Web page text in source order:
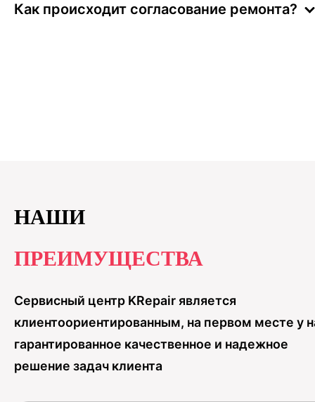
Как происходит согласование ремонта?
НАШИ
ПРЕИМУЩЕСТВА
Сервисный центр KRepair является
клиентоориентированным, на первом месте у
гарантированное качественное и надежное
решение задач клиента
конфиденциальностии публичной офертой